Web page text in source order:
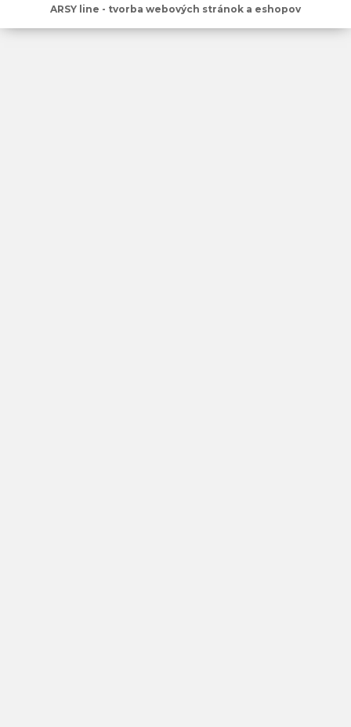
ARSY line - tvorba webových stránok a eshopov